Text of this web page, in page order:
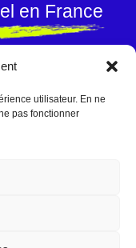
utilisateur. En ne
pas fonctionner
en France
et
de vente